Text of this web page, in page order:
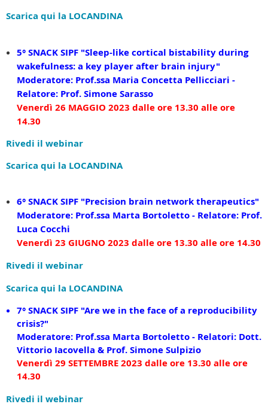
Scarica qui la LOCANDINA
5° SNACK SIPF "Sleep-like cortical bistability during
wakefulness: a key player after brain injury"
Moderatore: Prof.ssa Maria Concetta Pellicciari -
Relatore: Prof. Simone Sarasso
Venerdì 26 MAGGIO 2023 dalle ore 13.30 alle ore
14.30
Rivedi il webinar
Scarica qui la LOCANDINA
6° SNACK SIPF "Precision brain networktherapeutics"
Moderatore: Prof.ssa Marta Bortoletto - Relatore: Prof.
Luca Cocchi
Venerdì 23 GIUGNO 2023 dalle ore 13.30 alle ore 14.30
Rivedi il webinar
Scarica qui la LOCANDINA
7° SNACK SIPF "Are we in the face of a reproducibility
crisis?"
Moderatore: Prof.ssa Marta Bortoletto - Relatori: Dott.
Vittorio Iacovella & Prof. Simone Sulpizio
Venerdì 29 SETTEMBRE 2023 dalle ore 13.30 alle ore
14.30
Rivedi il webinar